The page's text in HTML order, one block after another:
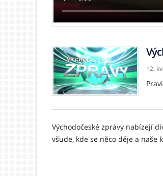
12.
Východočeské zprávy nabízejí
všude, kde se něco děje a naše